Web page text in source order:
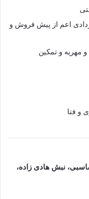
اعم از پیش فروش و
مهریه و تمکین
و فتا
نبش هادی زاده،